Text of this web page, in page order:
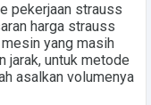
pekerjaan strauss
harga strauss
yang masih
jarak, untuk metode
asalkan volumenya